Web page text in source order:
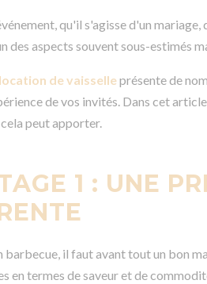
qu'il s'agisse d'un
des aspects souvent sous-estimés
location de vaisselleprésente de
de vos invités. Dans cet
peut apporter.
1 : UNE
barbecue, il faut avant tout un bon
en termes de saveur et de